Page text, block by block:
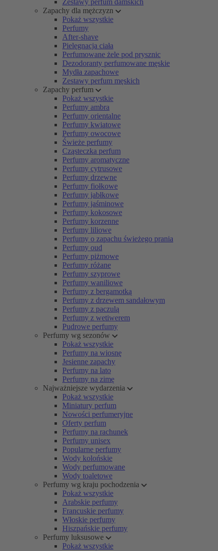
Zestawy perfum damskich
Zapachy dla mężczyzn
Pokaż wszystkie
Perfumy
After-shave
Pielęgnacja ciała
Perfumowane żele pod prysznic
Dezodoranty perfumowane męskie
Mydła zapachowe
Zestawy perfum męskich
Zapachy perfum
Pokaż wszystkie
Perfumy ambra
Perfumy orientalne
Perfumy kwiatowe
Perfumy owocowe
Świeże perfumy
Cząsteczka perfum
Perfumy aromatyczne
Perfumy cytrusowe
Perfumy drzewne
Perfumy fiołkowe
Perfumy jabłkowe
Perfumy jaśminowe
Perfumy kokosowe
Perfumy korzenne
Perfumy liliowe
Perfumy o zapachu świeżego prania
Perfumy oud
Perfumy piżmowe
Perfumy różane
Perfumy szyprowe
Perfumy waniliowe
Perfumy z bergamotką
Perfumy z drzewem sandałowym
Perfumy z paczulą
Perfumy z wetiwerem
Pudrowe perfumy
Perfumy wg sezonów
Pokaż wszystkie
Perfumy na wiosnę
Jesienne zapachy
Perfumy na lato
Perfumy na zimę
Najważniejsze wydarzenia
Pokaż wszystkie
Miniatury perfum
Nowości perfumeryjne
Oferty perfum
Perfumy na rachunek
Perfumy unisex
Popularne perfumy
Wody kolońskie
Wody perfumowane
Wody toaletowe
Perfumy wg kraju pochodzenia
Pokaż wszystkie
Arabskie perfumy
Francuskie perfumy
Włoskie perfumy
Hiszpańskie perfumy
Perfumy luksusowe
Pokaż wszystkie